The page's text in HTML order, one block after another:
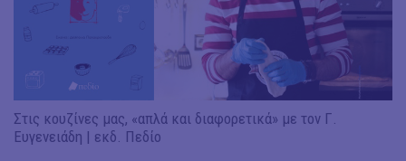
Στις κουζίνες μας, «απλά και διαφορετικά» με τον Γ.
Ευγενειάδη | εκδ. Πεδίο